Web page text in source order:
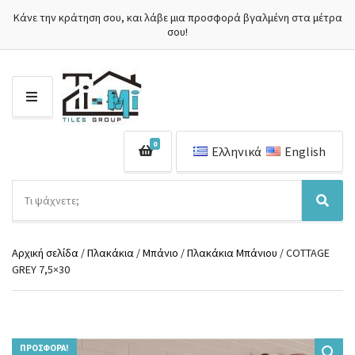
Κάνε την κράτηση σου, και λάβε μια προσφορά βγαλμένη στα μέτρα
σου!
Μ
Ε
ν
μ
α
κ
α
ή
τ
Α
ν
ζ
τ
0 Ελληνικά English
Αρχική σελίδα /Πλακάκια /Μπάνιο /Πλακάκια Μπάνιου / COTTAGE
GREY 7,5×30
ΠΡΟΣΦΟΡΆ!